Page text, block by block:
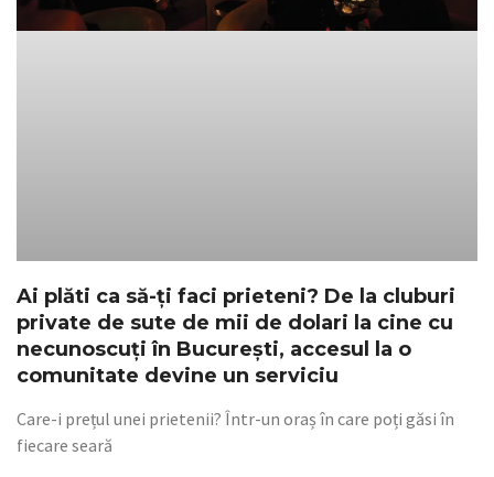
Ai plăti ca să-ți faci prieteni? De la cluburi
private de sute de mii de dolari la cine cu
necunoscuți în București, accesul la o
comunitate devine un serviciu
Care-i prețul unei prietenii? Într-un oraș în care poți găsi în
fiecare seară